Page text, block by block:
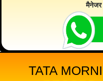
मैनेजर
TATA